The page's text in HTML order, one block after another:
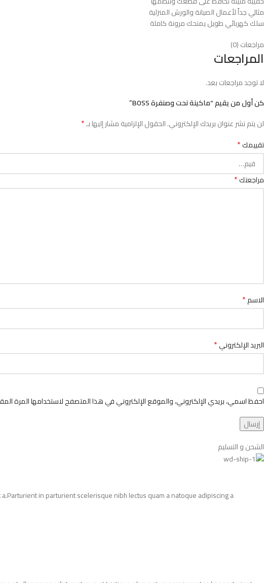
مثالي جداً لأعمال الصيانة والورش المنزلية
سلك كهربائي طويل يمنحك مرونة كاملة
مراجعات (0)
المراجعات
لا توجد مراجعات بعد.
كن أول من يقيم “ماكينة نحت وصنفرة BOSS”
لن يتم نشر عنوان بريدك الإلكتروني.الحقول الإلزامية مشار إليها بـ*
تقييمك*
مراجعتك*
الاسم*
البريد الإلكتروني*
احفظ اسمي، بريدي الإلكتروني، والموقع الإلكتروني في هذا المتصفح لاستخدامها المرة
الشحن و التسليم
in parturient scelerisque nibh lectus quam a natoque adipiscing a